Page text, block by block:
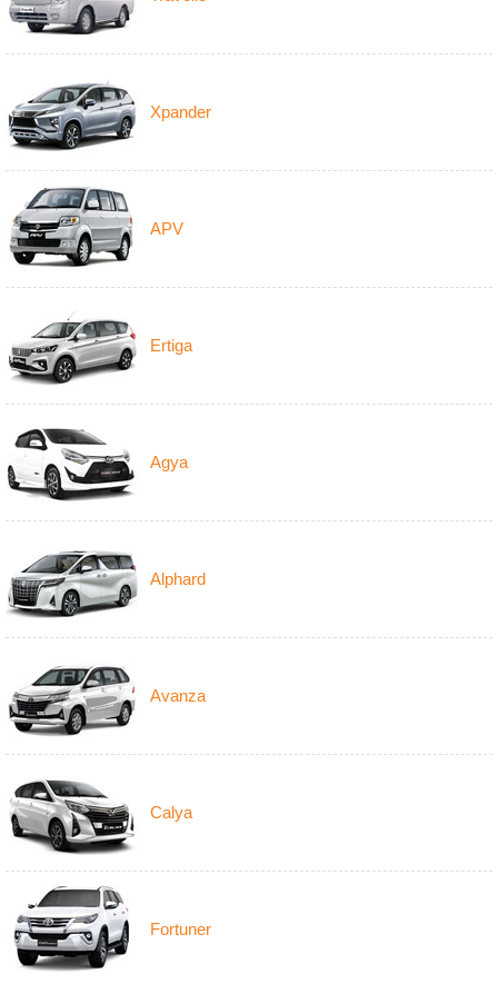
Xpander
APV
Ertiga
Agya
Alphard
Avanza
Calya
Fortuner